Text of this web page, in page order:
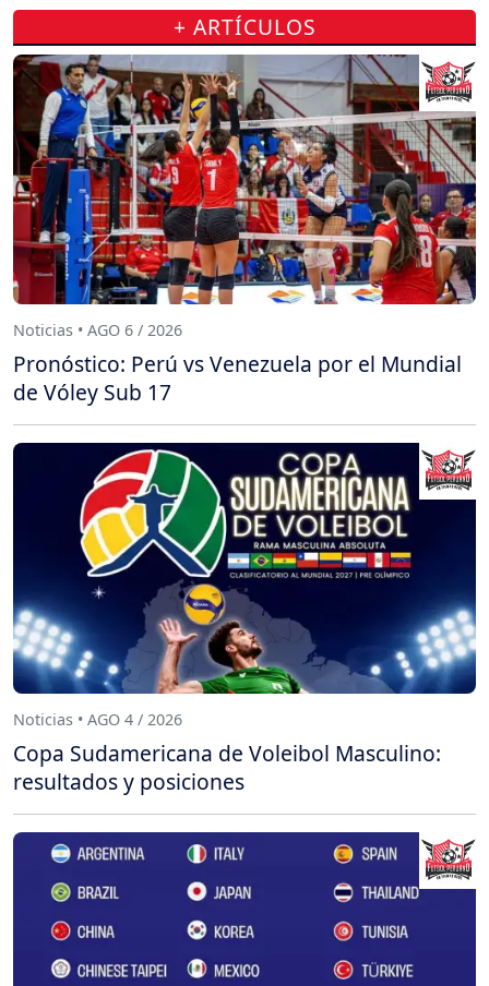
+ ARTÍCULOS
Noticias • AGO 6 / 2026
Pronóstico: Perú vs Venezuela por el Mundial
de Vóley Sub 17
Noticias • AGO 4 / 2026
Copa Sudamericana de Voleibol Masculino:
resultados y posiciones